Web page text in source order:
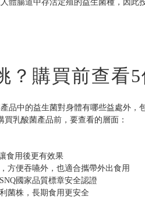
體腸道中存活定殖的益生菌種，因此
？購買前查看
品中的益生菌對身體有哪些益處外，
乳酸菌產品前，要查看的層面：
食用後更有效果
方便吞嚥外，也適合攜帶外出食用
國家品質標章安全認證
菌株，長期食用更安全